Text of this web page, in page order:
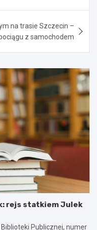
na trasie Szczecin –
z samochodem
rejs statkiem Julek
Publicznej, numer